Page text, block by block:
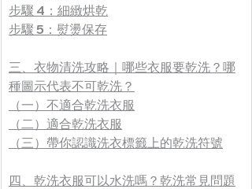
步驟 4：細緻烘乾
步驟 5：熨燙保存
三、衣物清洗攻略｜哪些衣服要乾洗？哪
種圖示代表不可乾洗？
（一）不適合乾洗衣服
（二）適合乾洗衣服
（三）帶你認識洗衣標籤上的乾洗符號
四、乾洗衣服可以水洗嗎？乾洗常見問題